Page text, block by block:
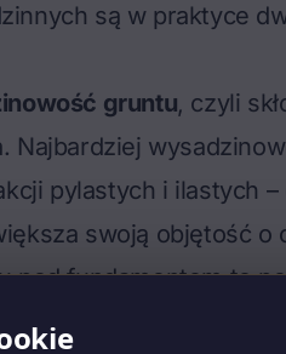
są w praktyce
gruntu, czyli
Najbardziej
pylastych i ilastych –
swoją objętość o
pod fundamentem to
grunt